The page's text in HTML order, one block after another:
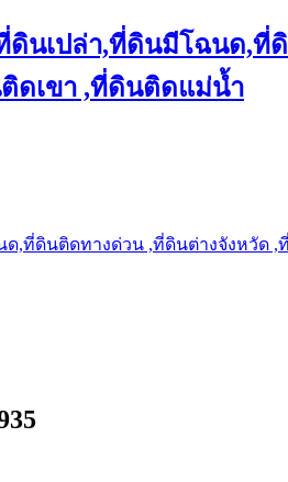
ดินเปล่า,ที่ดินมีโฉนด,
ดเขา ,ที่ดินติดแม่น้ำ
,ที่ดินติดทางด่วน ,ที่ดินต่างจังหวัด ,